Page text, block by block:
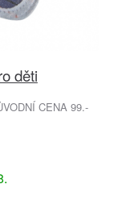
děti
CENA 99.-